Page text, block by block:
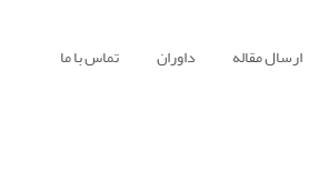
ارسال مقاله داوران تماس با ما